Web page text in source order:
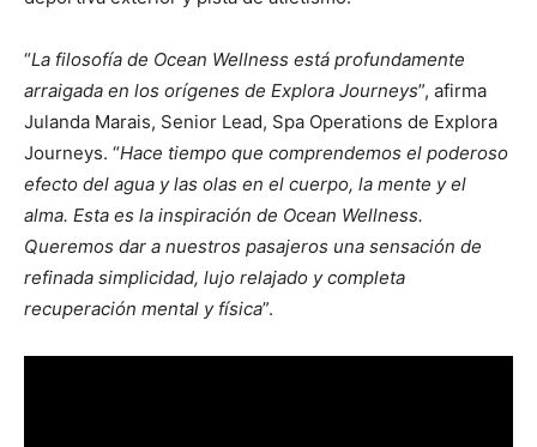
“La filosofía de Ocean Wellness está profundamente
arraigada en los orígenes de Explora Journeys”, afirma
Julanda Marais, Senior Lead, Spa Operations de Explora
Journeys. “Hace tiempo que comprendemos el poderoso
efecto del agua y las olas en el cuerpo, la mente y el
alma. Esta es la inspiración de Ocean Wellness.
Queremos dar a nuestros pasajeros una sensación de
refinada simplicidad, lujo relajado y completa
recuperación mental y física”.